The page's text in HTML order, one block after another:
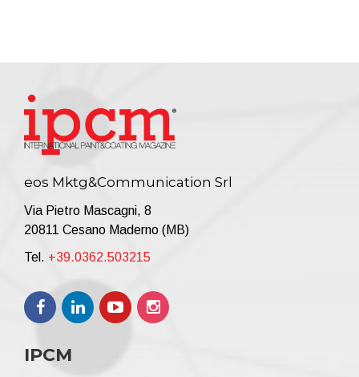
eos Mktg&Communication Srl
Via Pietro Mascagni, 8
20811 Cesano Maderno (MB)
Tel. +39.0362.503215
IPCM